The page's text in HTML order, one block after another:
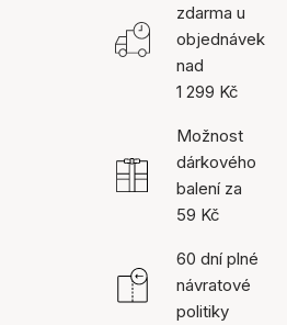
zdarma u
objednávek
nad
1 299 Kč
Možnost
dárkového
balení za
59 Kč
60 dní plné
návratové
politiky